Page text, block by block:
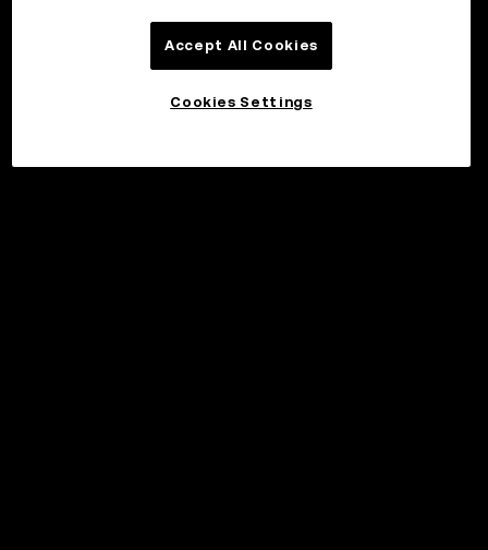
Accept All Cookies
Cookies Settings